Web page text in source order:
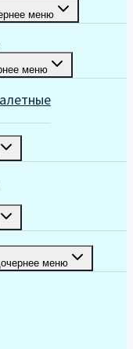
меню
меню
меню